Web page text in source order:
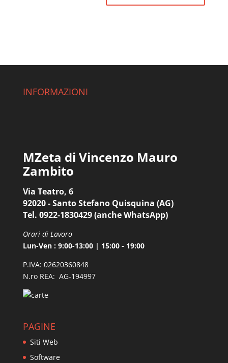
INFORMAZIONI
MZeta di Vincenzo Mauro
Zambito
Via Teatro, 6
92020 - Santo Stefano Quisquina (AG)
Tel. 0922-1830429 (anche WhatsApp)
Orari di Lavoro
Lun-Ven : 9:00-13:00 | 15:00 - 19:00
P.IVA: 02620360848
N.ro REA: AG-194997
PAGINE
Siti Web
Software